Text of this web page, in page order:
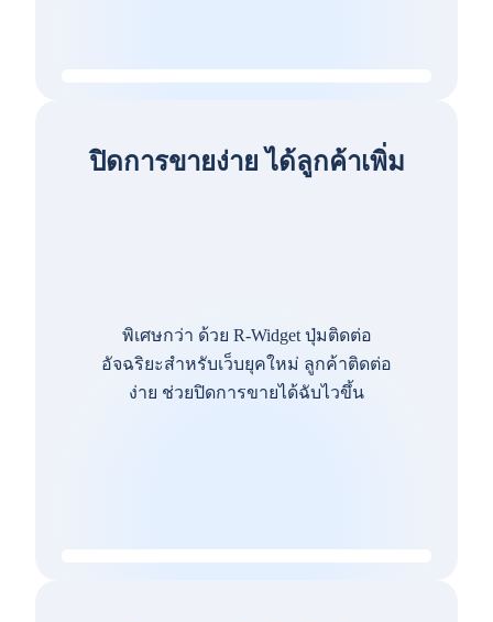
ปิดการขายง่าย ได้ลูกค้าเพิ่ม
พิเศษกว่า ด้วย R-Widget ปุ่มติดต่อ
อัจฉริยะสำหรับเว็บยุคใหม่ ลูกค้าติดต่อ
ง่าย ช่วยปิดการขายได้ฉับไวขึ้น